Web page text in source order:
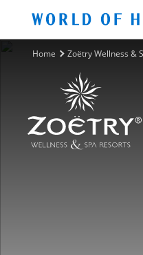
Home Zoëtry Wellness &